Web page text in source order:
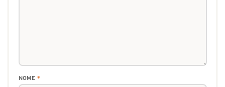
NOME *